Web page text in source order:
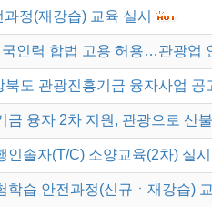
정(재강습) 교육 실시
국인력 합법 고용 허용…관광업
도 관광진흥기금 융자사업 공
금 융자 2차 지원, 관광으로 산
인솔자(T/C) 소양교육(2차) 실
학습 안전과정(신규ㆍ재강습)